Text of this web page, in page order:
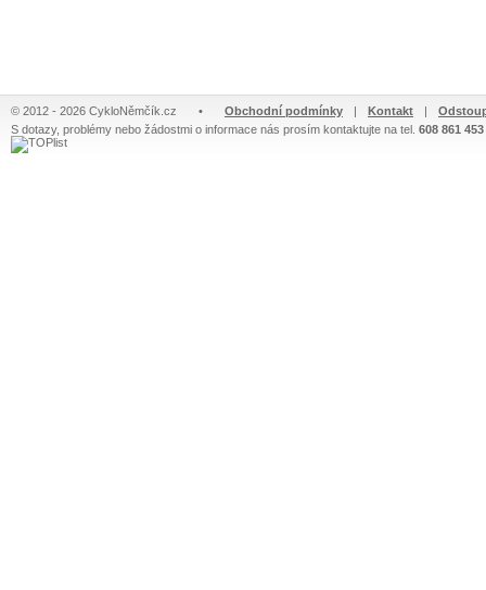
© 2012 - 2026 CykloNěmčík.cz • Obchodní podmínky | Kontakt |
S dotazy, problémy nebo žádostmi o informace nás prosím kontaktujte na tel. 608 861 453